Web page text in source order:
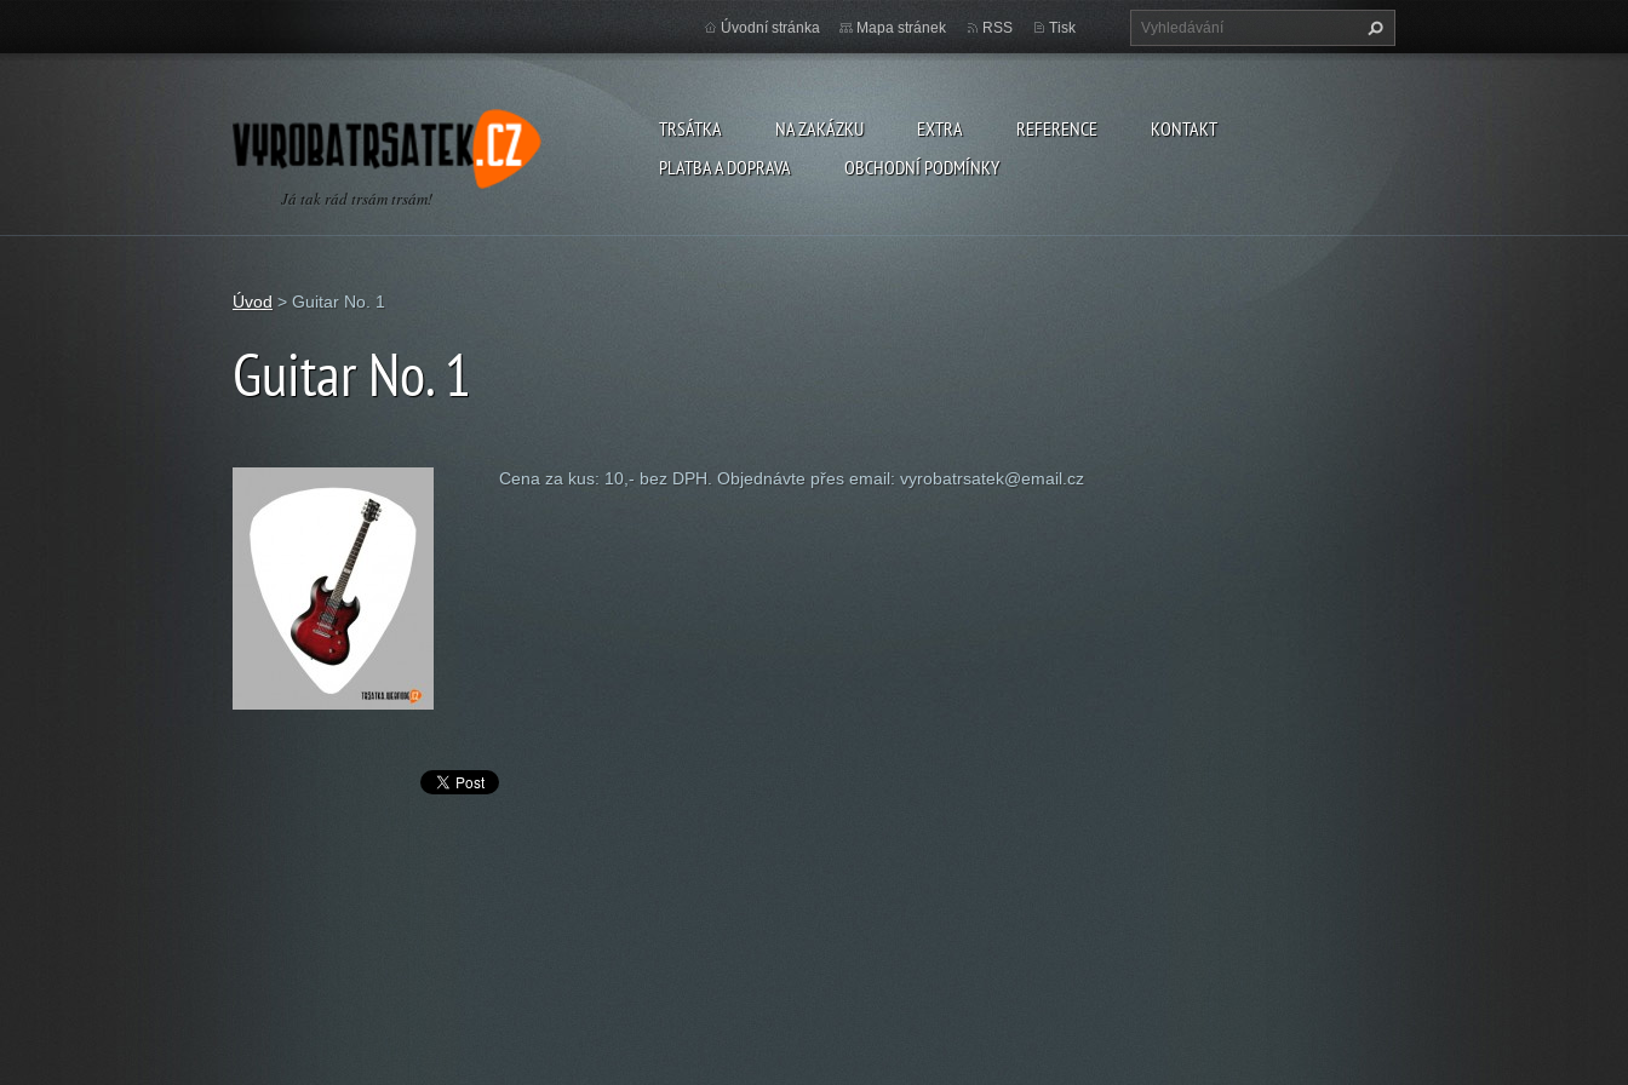
Já tak rád trsám trsám!
TRSÁTKA NA ZAKÁZKU EXTRA REFERENCE
KONTAKT
PLATBA A DOPRAVA
OBCHODNÍ PODMÍNKY
Úvodní stránka Mapa stránek RSS Tisk
Úvod > Guitar No. 1
Guitar No. 1
Cena za kus: 10,- bez DPH. Objednávte přes email: vyrobatrsatek@email.cz